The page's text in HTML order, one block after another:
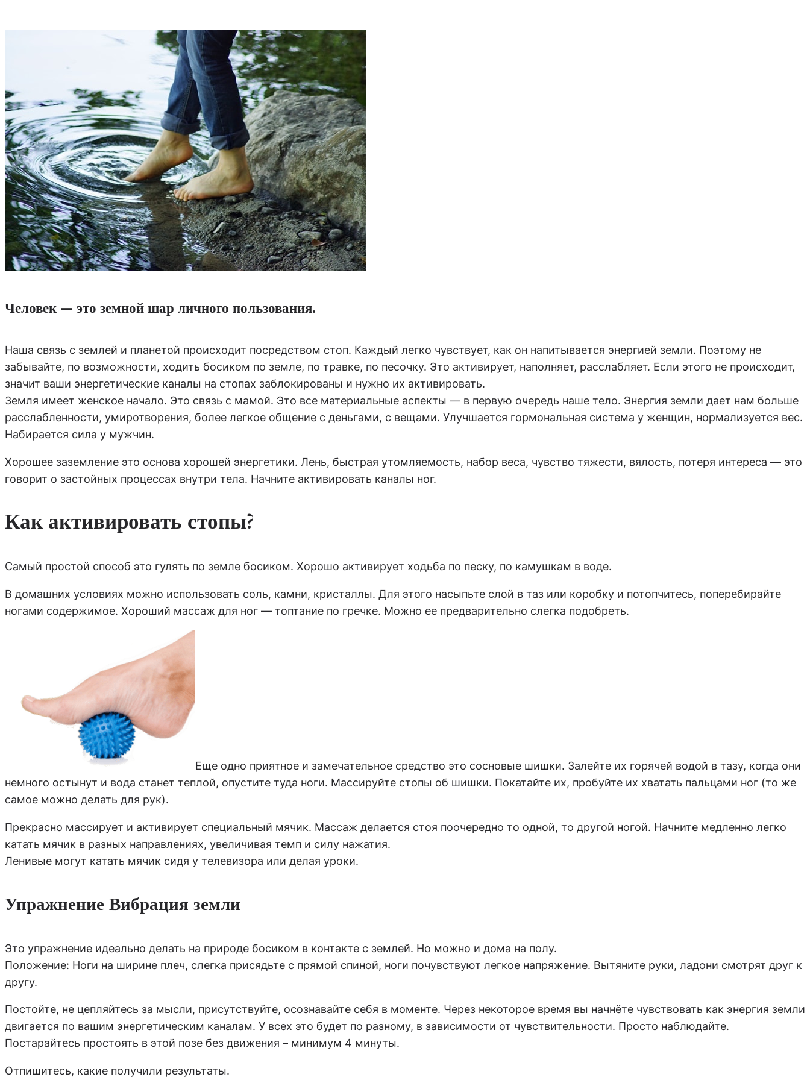
Человек — это земной шар личного пользования.
Наша связь с землей и планетой происходит посредством стоп. Каждый легко чувствует, как он напитывается энергией земли. Поэтому не
забывайте, по возможности, ходить босиком по земле, по травке, по песочку. Это активирует, наполняет, расслабляет. Если этого не происходит,
значит ваши энергетические каналы на стопах заблокированы и нужно их активировать.
Земля имеет женское начало. Это связь с мамой. Это все материальные аспекты — в первую очередь наше тело. Энергия земли дает нам больше
расслабленности, умиротворения, более легкое общение с деньгами, с вещами. Улучшается гормональная система у женщин, нормализуется вес.
Набирается сила у мужчин.
Хорошее заземление это основа хорошей энергетики. Лень, быстрая утомляемость, набор веса, чувство тяжести, вялость, потеря интереса — это
говорит о застойных процессах внутри тела. Начните активировать каналы ног.
Как активировать стопы?
Самый простой способ это гулять по земле босиком. Хорошо активирует ходьба по песку, по камушкам в воде.
В домашних условиях можно использовать соль, камни, кристаллы. Для этого насыпьте слой в таз или коробку и потопчитесь, поперебирайте
ногами содержимое. Хороший массаж для ног — топтание по гречке. Можно ее предварительно слегка подобреть.
Еще одно приятное и замечательное средство это сосновые шишки. Залейте их горячей водой в тазу, когда они
немного остынут и вода станет теплой, опустите туда ноги. Массируйте стопы об шишки. Покатайте их, пробуйте их хватать пальцами ног (то же
самое можно делать для рук).
Прекрасно массирует и активирует специальный мячик. Массаж делается стоя поочередно то одной, то другой ногой. Начните медленно легко
катать мячик в разных направлениях, увеличивая темп и силу нажатия.
Ленивые могут катать мячик сидя у телевизора или делая уроки.
Упражнение Вибрация земли
Это упражнение идеально делать на природе босиком в контакте с землей. Но можно и дома на полу.
Положение: Ноги на ширине плеч, слегка присядьте с прямой спиной, ноги почувствуют легкое напряжение. Вытяните руки, ладони смотрят друг к
другу.
Постойте, не цепляйтесь за мысли, присутствуйте, осознавайте себя в моменте. Через некоторое время вы начнёте чувствовать как энергия земли
двигается по вашим энергетическим каналам. У всех это будет по разному, в зависимости от чувствительности. Просто наблюдайте.
Постарайтесь простоять в этой позе без движения – минимум 4 минуты.
Отпишитесь, какие получили результаты.